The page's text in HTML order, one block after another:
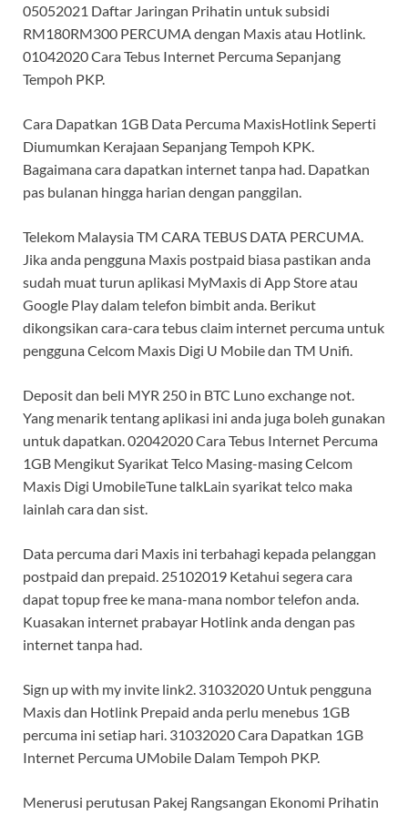
05052021 Daftar Jaringan Prihatin untuk subsidi
RM180RM300 PERCUMA dengan Maxis atau Hotlink.
01042020 Cara Tebus Internet Percuma Sepanjang
Tempoh PKP.
Cara Dapatkan 1GB Data Percuma MaxisHotlink Seperti
Diumumkan Kerajaan Sepanjang Tempoh KPK.
Bagaimana cara dapatkan internet tanpa had. Dapatkan
pas bulanan hingga harian dengan panggilan.
Telekom Malaysia TM CARA TEBUS DATA PERCUMA.
Jika anda pengguna Maxis postpaid biasa pastikan anda
sudah muat turun aplikasi MyMaxis di App Store atau
Google Play dalam telefon bimbit anda. Berikut
dikongsikan cara-cara tebus claim internet percuma untuk
pengguna Celcom Maxis Digi U Mobile dan TM Unifi.
Deposit dan beli MYR 250 in BTC Luno exchange not.
Yang menarik tentang aplikasi ini anda juga boleh gunakan
untuk dapatkan. 02042020 Cara Tebus Internet Percuma
1GB Mengikut Syarikat Telco Masing-masing Celcom
Maxis Digi UmobileTune talkLain syarikat telco maka
lainlah cara dan sist.
Data percuma dari Maxis ini terbahagi kepada pelanggan
postpaid dan prepaid. 25102019 Ketahui segera cara
dapat topup free ke mana-mana nombor telefon anda.
Kuasakan internet prabayar Hotlink anda dengan pas
internet tanpa had.
Sign up with my invite link2. 31032020 Untuk pengguna
Maxis dan Hotlink Prepaid anda perlu menebus 1GB
percuma ini setiap hari. 31032020 Cara Dapatkan 1GB
Internet Percuma UMobile Dalam Tempoh PKP.
Menerusi perutusan Pakej Rangsangan Ekonomi Prihatin